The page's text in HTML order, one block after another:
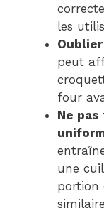
les
peut
four
Ne
une
portion